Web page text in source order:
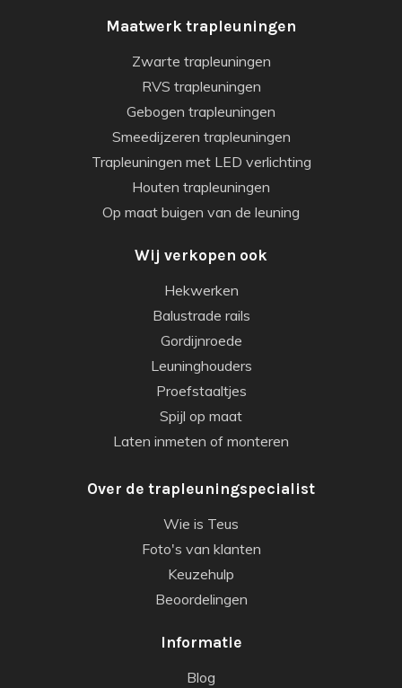
Maatwerk trapleuningen
Zwarte trapleuningen
RVS trapleuningen
Gebogen trapleuningen
Smeedijzeren trapleuningen
Trapleuningen met LED verlichting
Houten trapleuningen
Op maat buigen van de leuning
Wij verkopen ook
Hekwerken
Balustrade rails
Gordijnroede
Leuninghouders
Proefstaaltjes
Spijl op maat
Laten inmeten of monteren
Over de trapleuningspecialist
Wie is Teus
Foto's van klanten
Keuzehulp
Beoordelingen
Informatie
Blog